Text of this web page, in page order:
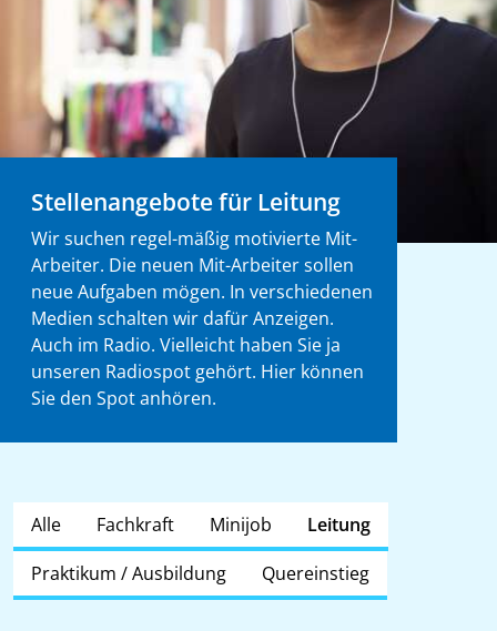
Stellenangebote für Leitung
Wir suchen regel-mäßig motivierte Mit-
Arbeiter. Die neuen Mit-Arbeiter sollen
neue Aufgaben mögen. In verschiedenen
Medien schalten wir dafür Anzeigen.
Auch im Radio. Vielleicht haben Sie ja
unseren Radiospot gehört. Hier können
Sie den Spot anhören.
Alle Fachkraft Minijob
Leitung
Praktikum / Ausbildung
Quereinstieg